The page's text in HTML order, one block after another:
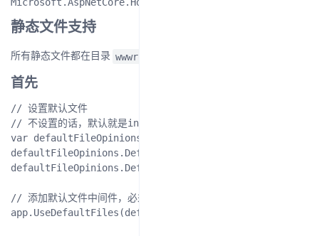
静态文件支持
所有静态文件都在目录 wwwroot
首先
// 设置默认文件
// 不设置的话，默认就是index.html/default.html这几个
var defaultFileOpinions = new DefaultFilesOptions();
defaultFileOpinions.DefaultFileNames.Clear();
defaultFileOpinions.DefaultFileNames.Add("test.html");
// 添加默认文件中间件，必须在UseStaticFiles之前注册
app.UseDefaultFiles(defaultFileOpinions);